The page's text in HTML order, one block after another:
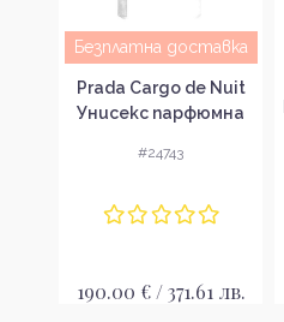
Безплатна доставка
Prada Cargo de Nuit
Унисекс парфюмна
EDP
#24743
190.00 € / 371.61 лв.